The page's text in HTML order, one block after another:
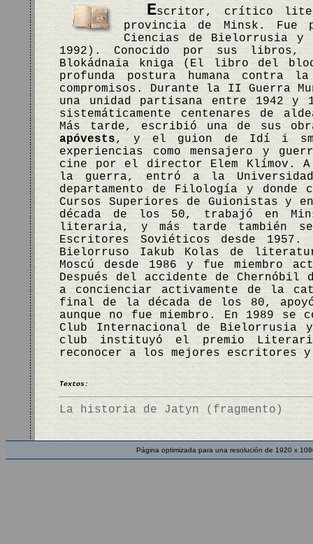
Escritor, crítico
provincia de Minsk. Fue
Ciencias de Bielorrusia y
1992). Conocido por sus libros,
Blokádnaia kniga (El libro del
profunda postura humana
compromisos. Durante la II Guerra
una unidad partisana entre 1942 y
sistemáticamente centenares de
Más tarde, escribió una de sus
apóvests, y el guion de Idí i
experiencias como mensajero y
cine por el director Elem Klímov. A
la guerra, entró a la
departamento de Filología y
Cursos Superiores de Guionistas y
década de los 50, trabajó en
literaria, y más tarde también
Escritores Soviéticos desde
Bielorruso Iakub Kolas de
Moscú desde 1986 y fue miembro
Después del accidente de Chernóbil
a concienciar activamente de la
final de la década de los 80,
aunque no fue miembro. En 1989
Club Internacional de Bielorrusia
club instituyó el premio
reconocer a los mejores escritores
Textos:
La historia de Jatyn (fragmento)
Página optimizada para una resolución de 1920 x